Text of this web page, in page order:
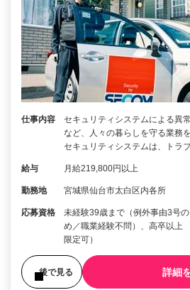
仕事内容
セキュリティシステムによる異
など、人々の暮らしを守る業務
セキュリティシステムは、トラ
給与 月給219,800円以上
勤務地 宮城県仙台市太白区内各所
応募資格
未経験39歳まで（例外事由3号
め／職業経験不問）、高卒以
限定可）
後で見る 詳細